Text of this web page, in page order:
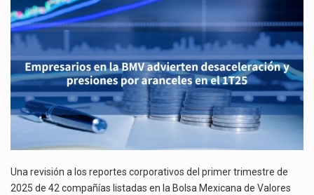
El Departamento de Agricultura de Estados Unidos (USDA) suspendió el 5 de agosto de 2026…
DESACELERACIÓN
PRESIONES
POR
ARANCELES
EN
EL
1T25
Una revisión a los reportes corporativos del primer trimestre de
2025 de 42 compañías listadas en la Bolsa Mexicana de Valores